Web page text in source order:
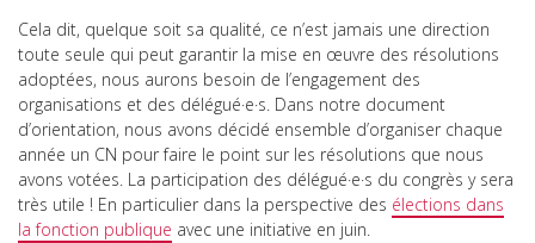
Cela dit, quelque soit sa qualité, ce n’est jamais une direction
toute seule qui peut garantir la mise en œuvre des résolutions
adoptées, nous aurons besoin de l’engagement des
organisations et des délégué·e·s. Dans notre document
d’orientation, nous avons décidé ensemble d’organiser chaque
année un CN pour faire le point sur les résolutions que nous
avons votées. La participation des délégué·e·s du congrès y sera
très utile ! En particulier dans la perspective des élections dans
la fonction publique avec une initiative en juin.